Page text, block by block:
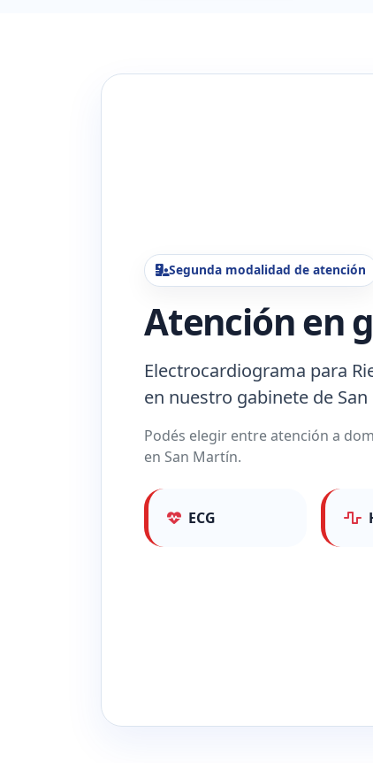
Segunda modalidad de atención
Atención en
Electrocardiograma para
en nuestro gabinete de
Podés elegir entre atención a
en San Martín.
ECG